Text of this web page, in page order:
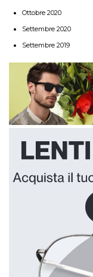
Ottobre 2020
Settembre 2020
Settembre 2019